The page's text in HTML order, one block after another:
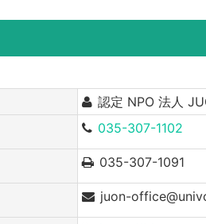
認定 NPO 法人
035-307-1102
035-307-1091
juon-